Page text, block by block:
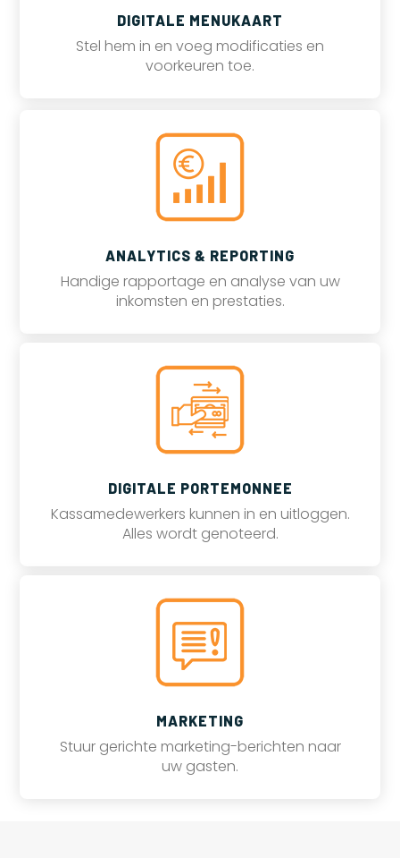
DIGITALE MENUKAART
Stel hem in en voeg modificaties en
voorkeuren toe.
ANALYTICS & REPORTING
Handige rapportage en analyse van uw
inkomsten en prestaties.
DIGITALE PORTEMONNEE
Kassamedewerkers kunnen in en uitloggen.
Alles wordt genoteerd.
MARKETING
Stuur gerichte marketing-berichten naar
uw gasten.